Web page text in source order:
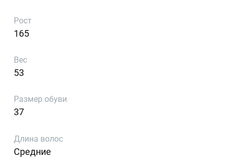
Рост
165
Вес
53
Размер обуви
37
Длина волос
Средние